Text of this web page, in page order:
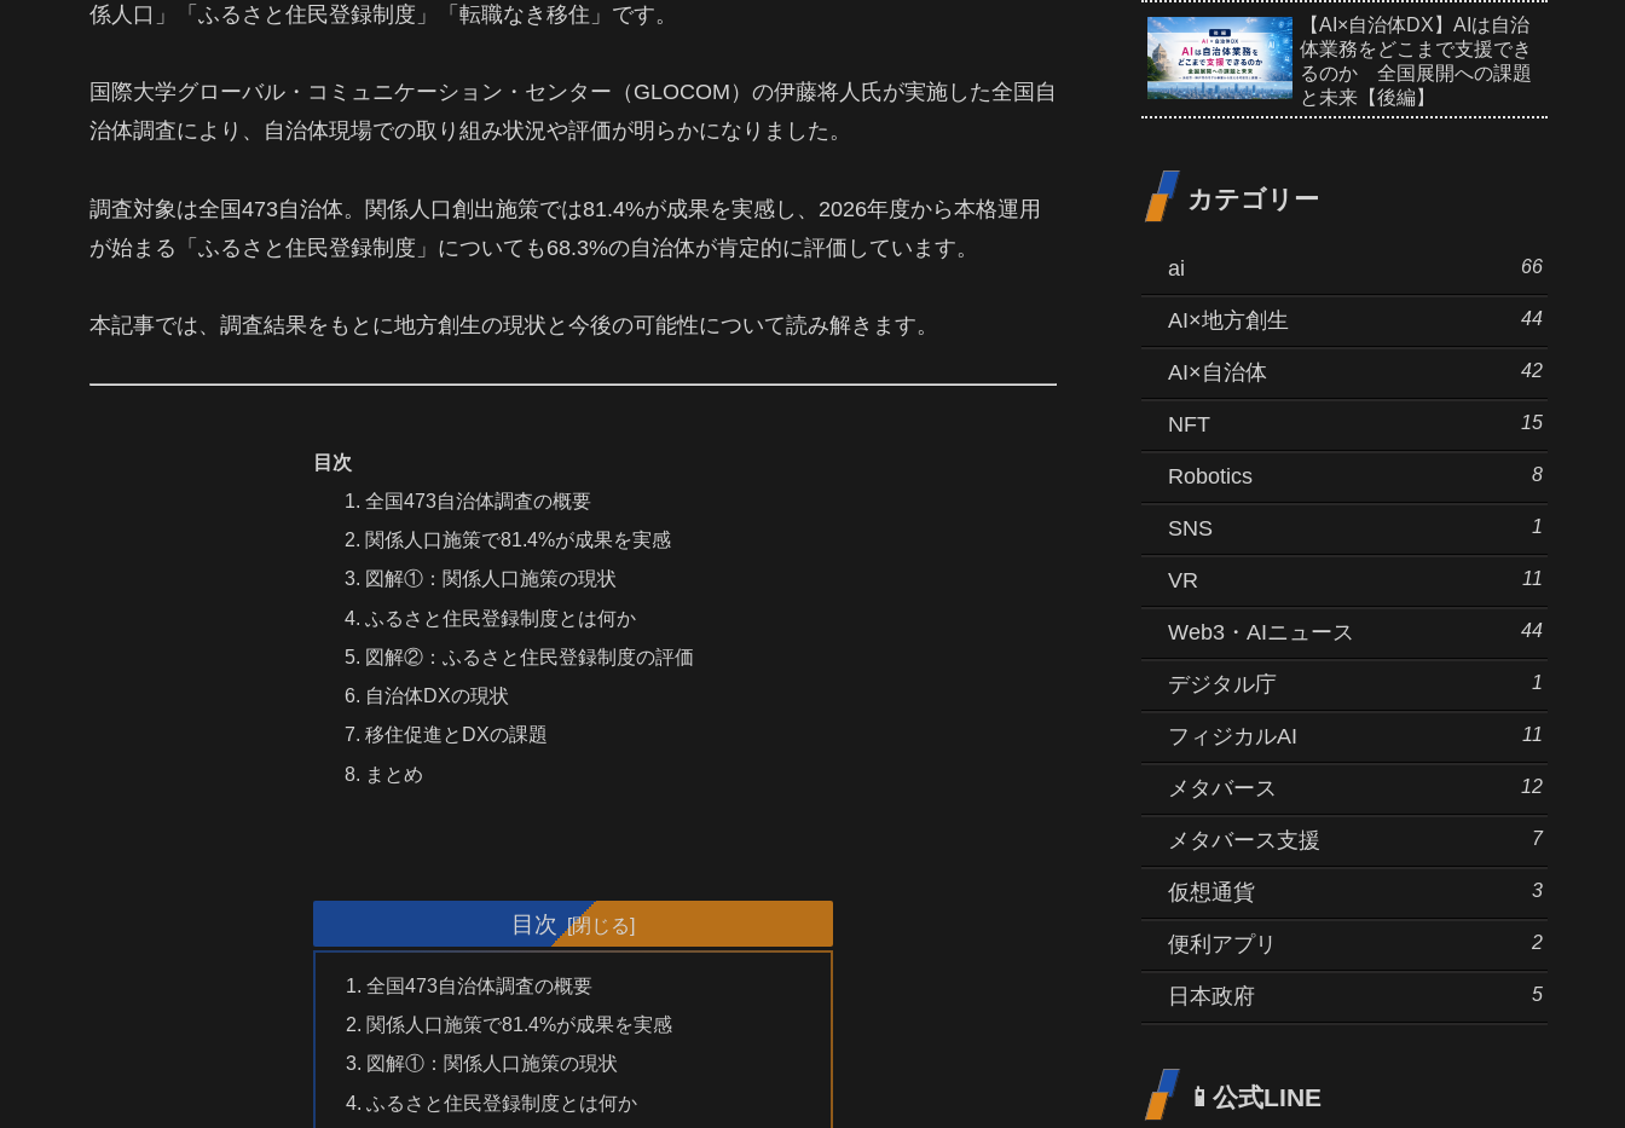
係人口」「ふるさと住民登録制度」「転職なき移住」です。
国際大学グローバル・コミュニケーション・センター（GLOCOM）の伊藤将人氏が実施した全国自
治体調査により、自治体現場での取り組み状況や評価が明らかになりました。
調査対象は全国473自治体。関係人口創出施策では81.4%が成果を実感し、2026年度から本格運用
が始まる「ふるさと住民登録制度」についても68.3%の自治体が肯定的に評価しています。
本記事では、調査結果をもとに地方創生の現状と今後の可能性について読み解きます。
目次
全国473自治体調査の概要
関係人口施策で81.4%が成果を実感
図解①：関係人口施策の現状
ふるさと住民登録制度とは何か
図解②：ふるさと住民登録制度の評価
自治体DXの現状
移住促進とDXの課題
まとめ
目次
全国473自治体調査の概要
関係人口施策で81.4%が成果を実感
図解①：関係人口施策の現状
ふるさと住民登録制度とは何か
【AI×自治体DX】AIは自治
体業務をどこまで支援でき
るのか 全国展開への課題
と未来【後編】
カテゴリー
ai 66
AI×地方創生 44
AI×自治体 42
NFT 15
Robotics 8
SNS 1
VR 11
Web3・AIニュース 44
デジタル庁 1
フィジカルAI 11
メタバース 12
メタバース支援 7
仮想通貨 3
便利アプリ 2
日本政府 5
📱公式LINE